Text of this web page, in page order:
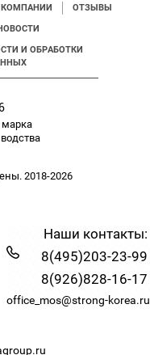
КОМПАНИИ
ОТЗЫВЫ
И ОБРАБОТКИ
марка
2018-2026
Наши контакты:
8(495)203-23-99
8(926)828-16-17
office_mos@strong-korea.ru